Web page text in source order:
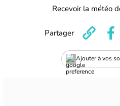
Recevoir la météo
Ajouter à vos
Partager